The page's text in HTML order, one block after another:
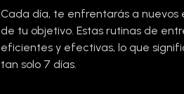
Cada día, te enfrentarás a nuevos
de tu objetivo. Estas rutinas de
eficientes y efectivas, lo que
tan solo 7 días.